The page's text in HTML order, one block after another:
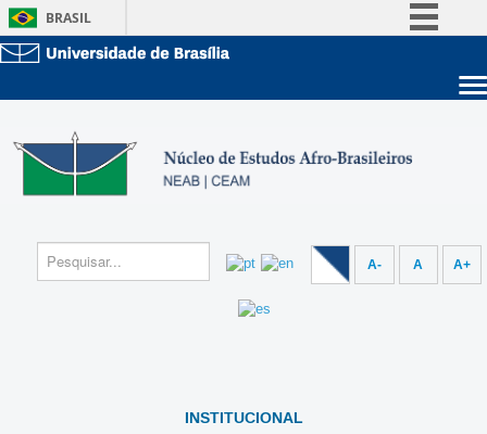
BRASIL
Acesso à informaçãoEstude na UnB
A- A A+
INSTITUCIONAL